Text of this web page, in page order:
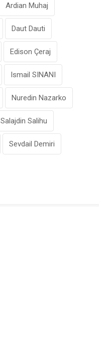
Ardian Muhaj
Daut Dauti
Edison Çeraj
Ismail SINANI
Nuredin Nazarko
Salajdin Salihu
Sevdail Demiri